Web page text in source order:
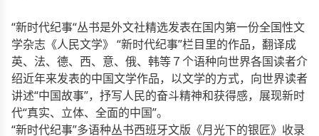
“新时代纪事“丛书是外文社精选发表在国内第一份全国性文
学杂志《人民文学》 “新时代纪事”栏目里的作品，翻译成
英、法、德、西、意、俄、韩等７个语种向世界各国读者介
绍近年来发表的中国文学作品，以文学的方式，向世界读者
讲述“中国故事”，抒写人民的奋斗精神和获得感，展现新时
代“真实、立体、全面的中国”。
“新时代纪事”多语种丛书西班牙文版《月光下的银匠》收录